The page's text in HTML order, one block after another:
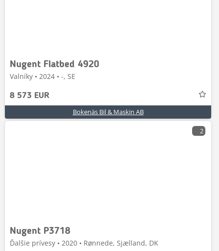
Nugent Flatbed 4920
Valníky • 2024 • -, SE
8 573 EUR
Bokenäs Bil & Maskin AB
2
Nugent P3718
Ďalšie prívesy • 2020 • Rønnede, Sjælland, DK